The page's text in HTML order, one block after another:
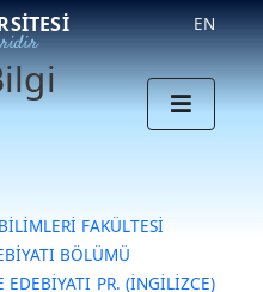
EN
FAKÜLTESİ
BÖLÜMÜ
PR. (İNGİLİZCE)